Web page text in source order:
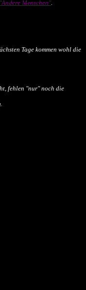
"Andere Menschen".
Tage kommen wohl die
fehlen "nur" noch die